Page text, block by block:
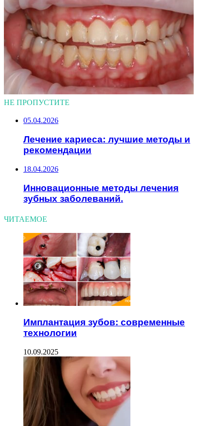
НЕ ПРОПУСТИТЕ
05.04.2026
Лечение кариеса: лучшие методы и
рекомендации
18.04.2026
Инновационные методы лечения
зубных заболеваний.
ЧИТАЕМОЕ
Имплантация зубов: современные
технологии
10.09.2025